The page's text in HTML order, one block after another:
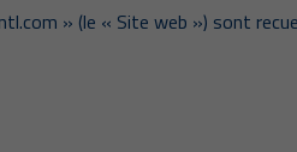
» (le « Site web ») sont